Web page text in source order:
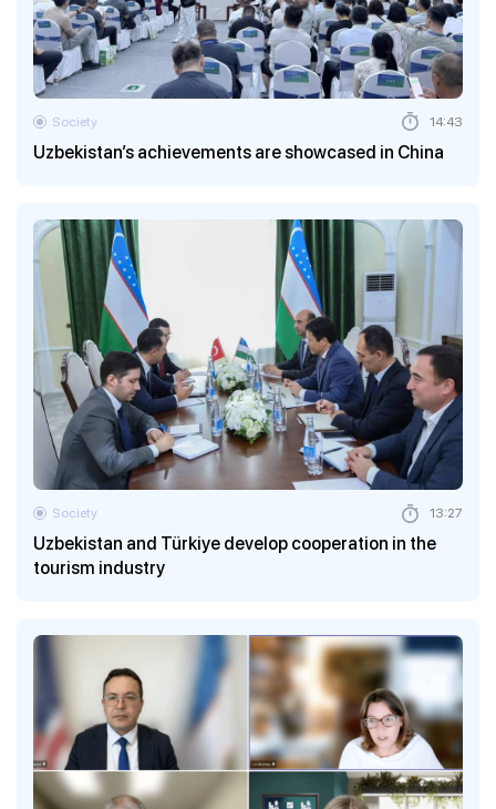
Uzbekistan’s achievements are showcased in China
Society 14:43
Uzbekistan and Türkiye develop cooperation in the
tourism industry
Society 13:27